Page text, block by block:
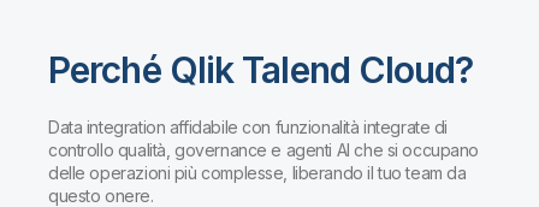
Perché Qlik Talend Cloud?
Data integration affidabile con funzionalità integrate di
controllo qualità, governance e agenti AI che si occupano
delle operazioni più complesse, liberando il tuo team da
questo onere.